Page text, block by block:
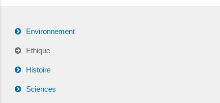
Environnement
Ethique
Histoire
Sciences